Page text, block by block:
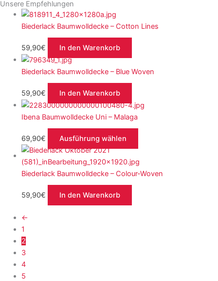
Unsere Empfehlungen
Biederlack Baumwolldecke – Cotton Lines
59,90€ In den Warenkorb
Biederlack Baumwolldecke – Blue Woven
59,90€ In den Warenkorb
Ibena Baumwolldecke Uni – Malaga
69,90€ Ausführung wählen
Biederlack Baumwolldecke – Colour-Woven
59,90€ In den Warenkorb
←
1
2
3
4
5